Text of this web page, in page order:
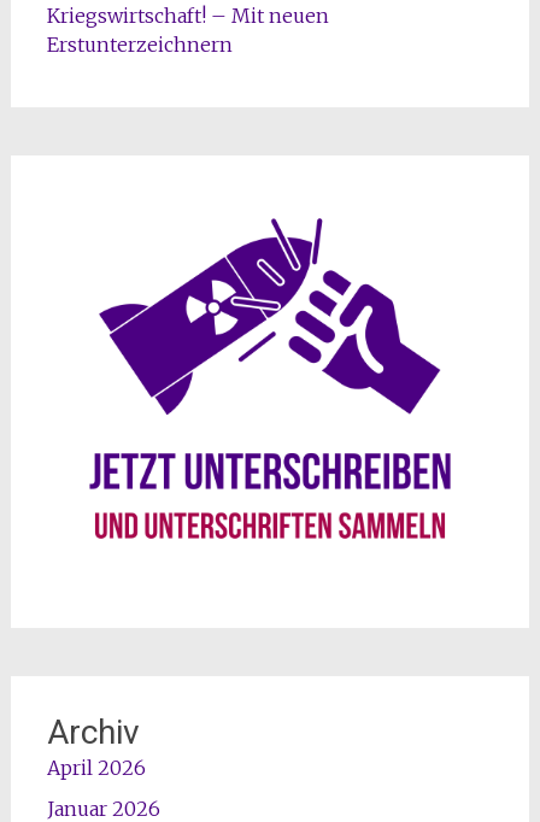
Kriegswirtschaft! – Mit neuen
Erstunterzeichnern
Archiv
April 2026
Januar 2026